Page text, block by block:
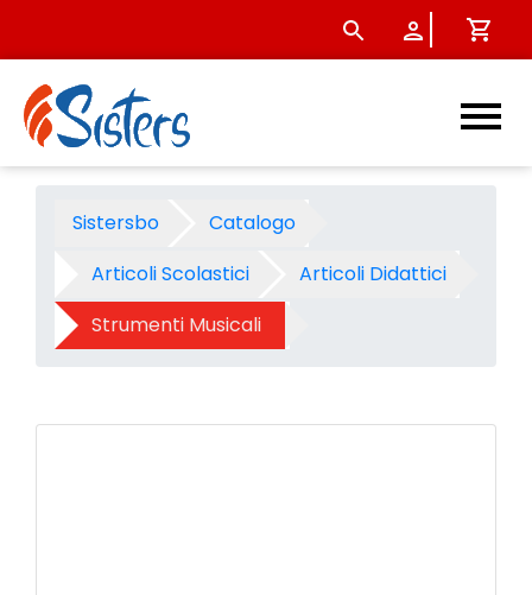
Metallofono 18 note -
Sistersbo
Catalogo
Articoli Scolastici
Articoli Didattici
Strumenti Musicali